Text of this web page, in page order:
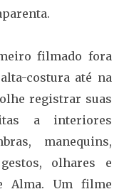
filmado fora
costura até na
registrar suas
a interiores
manequins,
olhares e
Alma. Um filme